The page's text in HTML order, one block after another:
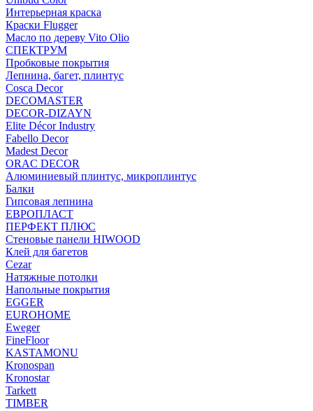
Интерьерная краска
Краски Flugger
Масло по дереву Vito Olio
СПЕКТРУМ
Пробковые покрытия
Лепнина, багет, плинтус
Cosca Decor
DECOMASTER
DECOR-DIZAYN
Elite Décor Industry
Fabello Decor
Madest Decor
ORAC DECOR
Алюминиевый плинтус, микроплинтус
Балки
Гипсовая лепнина
ЕВРОПЛАСТ
ПЕРФЕКТ ПЛЮС
Стеновые панели HIWOOD
Клей для багетов
Cezar
Натяжные потолки
Напольные покрытия
EGGER
EUROHOME
Eweger
FineFloor
KASTAMONU
Kronospan
Kronostar
Tarkett
TIMBER